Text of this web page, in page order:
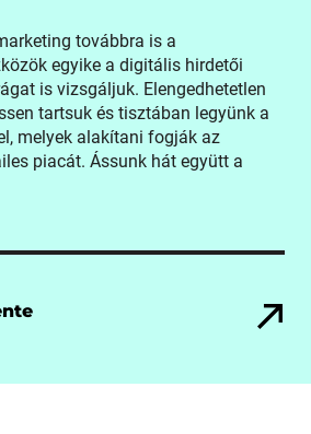
továbbra is a
egyike a digitális hirdetői
is vizsgáljuk. Elengedhetetlen
tartsuk és tisztában legyünk a
melyek alakítani fogják az
piacát. Ássunk hát együtt a